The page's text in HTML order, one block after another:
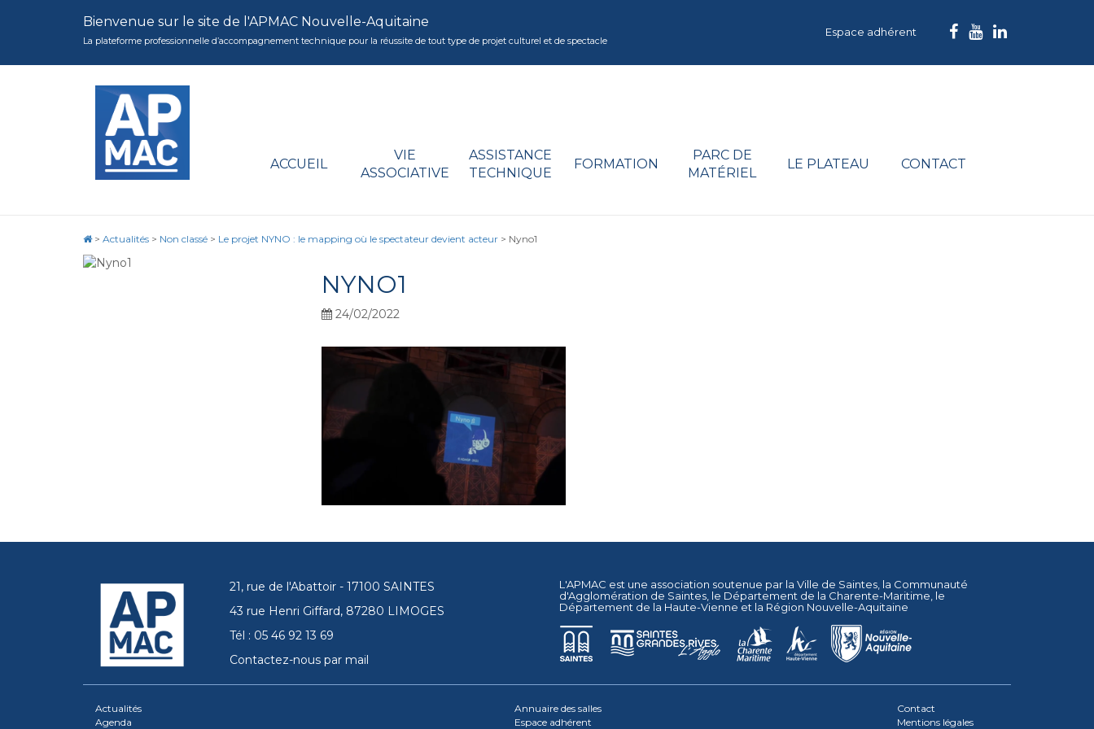
Bienvenue sur le site de l'APMAC Nouvelle-Aquitaine
La plateforme professionnelle d’accompagnement technique pour la réussite de tout type de projet culturel et de spectacle
Espace adhérent
ACCUEIL
VIE
ASSOCIATIVE
ASSISTANCE
TECHNIQUE
FORMATION
PARC DE
MATÉRIEL
LE PLATEAU CONTACT
> Actualités > Non classé > Le projet NYNO : le mapping où le spectateur devient acteur > Nyno1
NYNO1
24/02/2022
21, rue de l'Abattoir - 17100 SAINTES
43 rue Henri Giffard, 87280 LIMOGES
Tél : 05 46 92 13 69
Contactez-nous par mail
L'APMAC est une association soutenue par la Ville de Saintes , la Communauté
d'Agglomération de Saintes , le Département de la Charente-Maritime , le
Département de la Haute-Vienne et la Région Nouvelle-Aquitaine
Actualités
Agenda
Annuaire des salles
Espace adhérent
Contact
Mentions légales